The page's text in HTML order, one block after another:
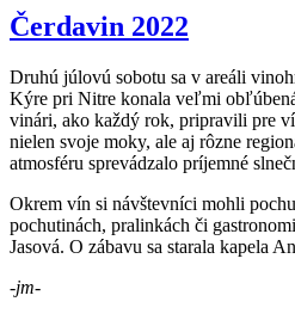
Čerdavin 2022
Druhú júlovú sobotu sa v areáli
Kýre pri Nitre konala veľmi
vinári, ako každý rok, pripravili pre
nielen svoje moky, ale aj rôzne
atmosféru sprevádzalo príjemné
Okrem vín si návštevníci mohli
pochutinách, pralinkách či
Jasová. O zábavu sa starala kapela
-jm-